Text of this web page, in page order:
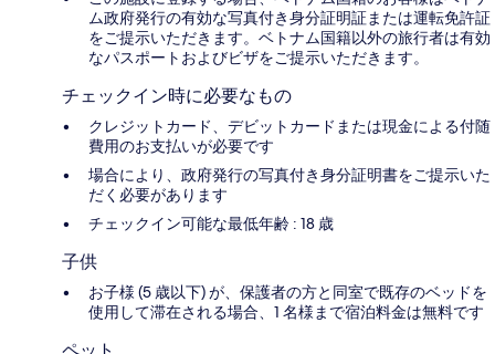
ム政府発行の有効な写真付き身分証明証または運転免許証
をご提示いただきます。ベトナム国籍以外の旅行者は有効
なパスポートおよびビザをご提示いただきます。
チェックイン時に必要なもの
クレジットカード、デビットカードまたは現金による付随
費用のお支払いが必要です
場合により、政府発行の写真付き身分証明書をご提示いた
だく必要があります
チェックイン可能な最低年齢 : 18 歳
子供
お子様 (5 歳以下) が、保護者の方と同室で既存のベッドを
使用して滞在される場合、1 名様まで宿泊料金は無料です